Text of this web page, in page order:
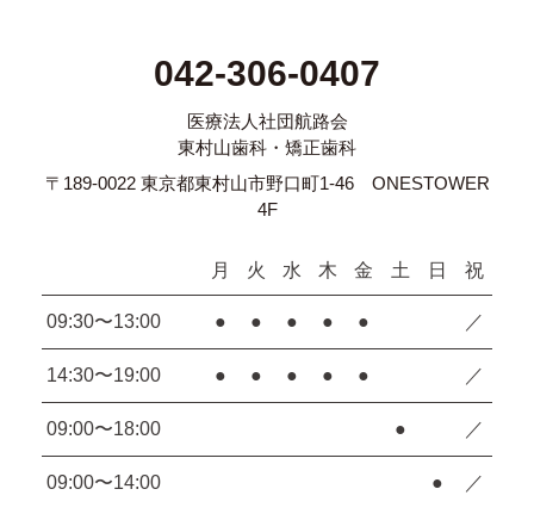
042-306-0407
医療法人社団航路会
東村山歯科・矯正歯科
〒189-0022 東京都東村山市野口町1-46 ONESTOWER
4F
月 火 水 木 金 土 日 祝
09:30〜13:00 ● ● ● ● ● ／
14:30〜19:00 ● ● ● ● ● ／
09:00〜18:00 ● ／
09:00〜14:00 ● ／